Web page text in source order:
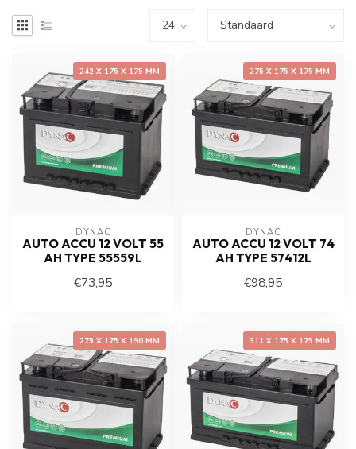
242 X 175 X 175 MM
DYNAC
AUTO ACCU 12 VOLT 55
AH TYPE 55559L
€73,95
275 X 175 X 175 MM
DYNAC
AUTO ACCU 12 VOLT 74
AH TYPE 57412L
€98,95
275 X 175 X 190 MM 311 X 175 X 175 MM